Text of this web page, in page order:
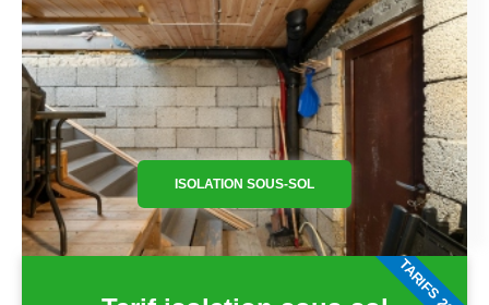
ISOLATION SOUS-SOL